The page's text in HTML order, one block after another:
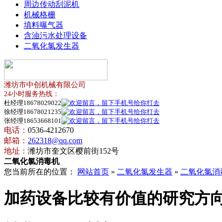
周边传动刮泥机
机械格栅
填料曝气器
含油污水处理设备
二氧化氯发生器
潍坊市中创机械有限公司
24小时服务热线：
杜经理18678029022
徐经理18678021235
张经理18653668101
电话： 0536-4212670
邮箱： 262318@qq.com
地址： 潍坊市奎文区樱前街152号
二氧化氯消毒机
您当前所在的位置：
网站首页 » 二氧化氯发生器 » 二氧化氯消
加药设备比较有价值的研究方